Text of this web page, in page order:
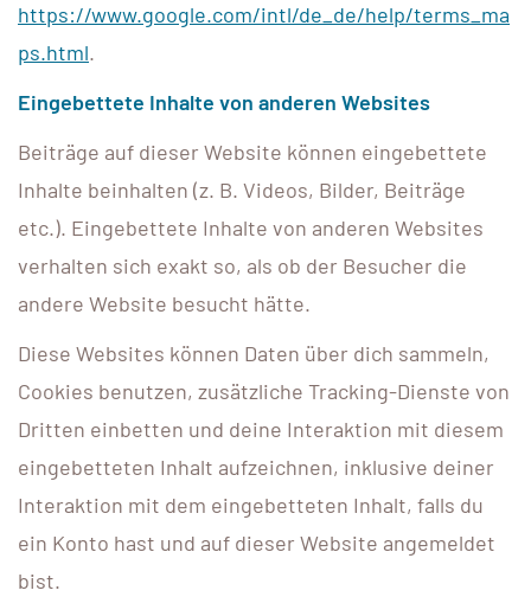
https://www.google.com/intl/de_de/help/terms_ma
ps.html.
Eingebettete Inhalte von anderen Websites
Beiträge auf dieser Website können eingebettete
Inhalte beinhalten (z. B. Videos, Bilder, Beiträge
etc.). Eingebettete Inhalte von anderen Websites
verhalten sich exakt so, als ob der Besucher die
andere Website besucht hätte.
Diese Websites können Daten über dich sammeln,
Cookies benutzen, zusätzliche Tracking-Dienste von
Dritten einbetten und deine Interaktion mit diesem
eingebetteten Inhalt aufzeichnen, inklusive deiner
Interaktion mit dem eingebetteten Inhalt, falls du
ein Konto hast und auf dieser Website angemeldet
bist.